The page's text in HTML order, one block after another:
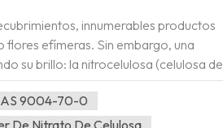
innumerables productos
efímeras. Sin embargo, una
su brillo: la nitrocelulosa (celulosa de
se pasan por alto los clásicos que han
pilares de los recubrimientos
ha perdurado, sino que también ha
9004-70-0
De Nitrato De Celulosa